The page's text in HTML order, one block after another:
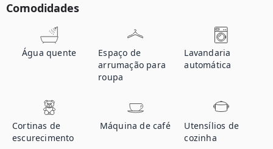
Comodidades
Água quente
Espaço de
arrumação para
roupa
Lavandaria
automática
Cortinas de
escurecimento
Máquina de café
Utensílios de
cozinha